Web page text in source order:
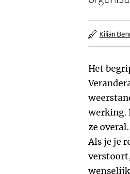
Kilian
Het
werking.
ze
Als je je